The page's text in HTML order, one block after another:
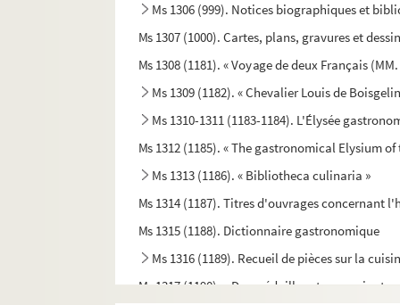
Ms 1306 (999). Notices biographiques et
Ms 1307 (1000). Cartes, plans, gravures et
Ms 1308 (1181). « Voyage de deux Français
Ms 1309 (1182). « Chevalier Louis de
Ms 1310-1311 (1183-1184). L'Élysée
Ms 1312 (1185). « The gastronomical Elysium
Ms 1313 (1186). « Bibliotheca culinaria »
Ms 1314 (1187). Titres d'ouvrages concernant
Ms 1315 (1188). Dictionnaire gastronomique
Ms 1316 (1189). Recueil de pièces sur la
Ms 1317 (1190). « Des médailles et monnaies